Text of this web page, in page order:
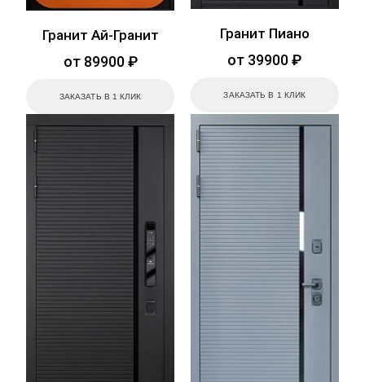
Гранит Ай-Гранит
от 89900 ₽
ЗАКАЗАТЬ В 1 КЛИК
Гранит Пиано
от 39900 ₽
ЗАКАЗАТЬ В 1 КЛИК